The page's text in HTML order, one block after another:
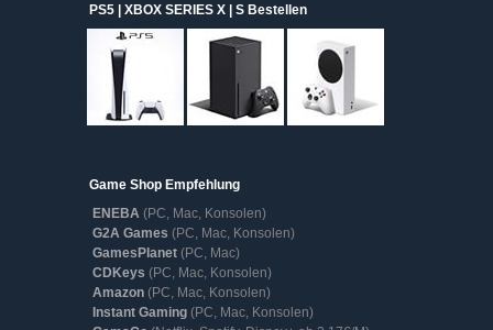
PS5 | XBOX SERIES X | S Bestellen
Game Shop Empfehlung
ENEBA (PC, Mac, Konsolen)
G2A Games (PC, Mac, Konsolen)
GamesPlanet (PC, Mac)
CDKeys (PC, Mac, Konsolen)
Amazon (PC, Mac, Konsolen)
Instant Gaming (PC, Mac, Konsolen)